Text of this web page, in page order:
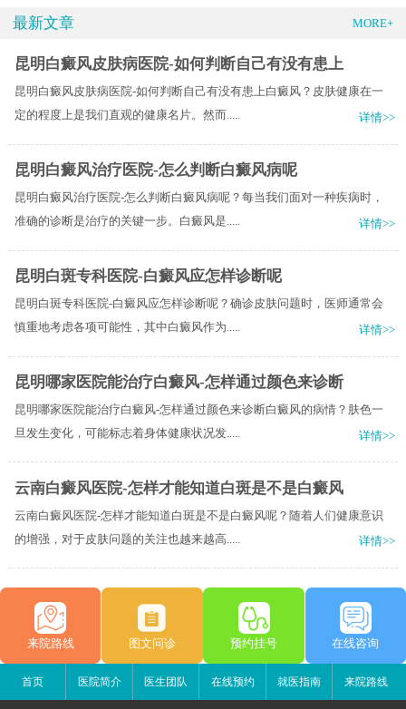
最新文章 MORE+
昆明白癜风皮肤病医院-如何判断自己有没有患上
昆明白癜风皮肤病医院-如何判断自己有没有患上白癜风？皮肤健康在一
定的程度上是我们直观的健康名片。然而.....
详情>>
昆明白癜风治疗医院-怎么判断白癜风病呢
昆明白癜风治疗医院-怎么判断白癜风病呢？每当我们面对一种疾病时，
准确的诊断是治疗的关键一步。白癜风是.....
详情>>
昆明白斑专科医院-白癜风应怎样诊断呢
昆明白斑专科医院-白癜风应怎样诊断呢？确诊皮肤问题时，医师通常会
慎重地考虑各项可能性，其中白癜风作为.....
详情>>
昆明哪家医院能治疗白癜风-怎样通过颜色来诊断
昆明哪家医院能治疗白癜风-怎样通过颜色来诊断白癜风的病情？肤色一
旦发生变化，可能标志着身体健康状况发.....
详情>>
云南白癜风医院-怎样才能知道白斑是不是白癜风
云南白癜风医院-怎样才能知道白斑是不是白癜风呢？随着人们健康意识
的增强，对于皮肤问题的关注也越来越高.....
详情>>
来院路线 图文问诊 预约挂号 在线咨询
首页 医院简介 医生团队 在线预约 就医指南 来院路线